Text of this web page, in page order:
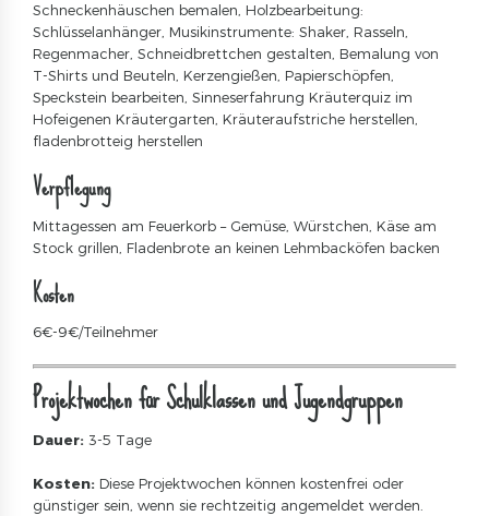
Schneckenhäuschen bemalen, Holzbearbeitung:
Schlüsselanhänger, Musikinstrumente: Shaker, Rasseln,
Regenmacher, Schneidbrettchen gestalten, Bemalung von
T-Shirts und Beuteln, Kerzengießen, Papierschöpfen,
Speckstein bearbeiten, Sinneserfahrung Kräuterquiz im
Hofeigenen Kräutergarten, Kräuteraufstriche herstellen,
fladenbrotteig herstellen
Verpflegung
Mittagessen am Feuerkorb – Gemüse, Würstchen, Käse am
Stock grillen, Fladenbrote an keinen Lehmbacköfen backen
Kosten
6€-9€/Teilnehmer
Projektwochen für Schulklassen und Jugendgruppen
Dauer: 3-5 Tage
Kosten: Diese Projektwochen können kostenfrei oder
günstiger sein, wenn sie rechtzeitig angemeldet werden.